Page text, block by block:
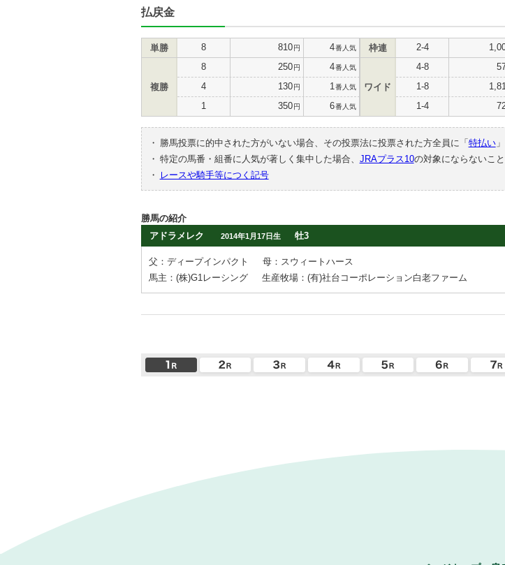
払戻金
単勝 8 810円 4番人気
複勝
8 250円 4番人気
4 130円 1 番人気
1 350円 6番人気
枠連 2-4
ワイド
4-8
1-8
1-4
・ 勝馬投票に的中された方がいない場合、その投票法に投票された方全員に「 特払い
・ 特定の馬番・組番に人気が著しく集中した場合、 JRAプラス10の対象にならないこと
・
レースや騎手等につく記号
勝馬の紹介
アドラメレク
2014年1月17日生 牡3
父：ディープインパクト
母：スウィートハース
馬主：(株)G1レーシング
生産牧場：(有)社台コーポレーション白老ファーム